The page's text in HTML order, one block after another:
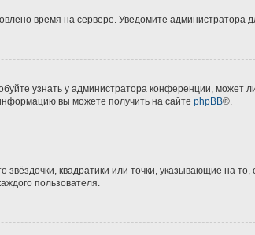
время на сервере. Уведомите администратора
узнать у администратора конференции, может
вы можете получить на сайте phpBB®.
квадратики или точки, указывающие на
пользователя.